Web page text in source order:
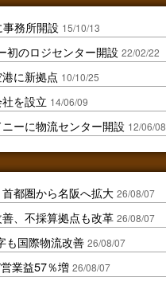
務所開設 15/10/13
初のロジセンター開設 22/02/22
に新拠点 10/10/25
を設立 14/06/09
ーに物流センター開設 12/06/08
都圏から名阪へ拡大 26/08/07
、不採算拠点も改革 26/08/07
も国際物流改善 26/08/07
業益57％増 26/08/07